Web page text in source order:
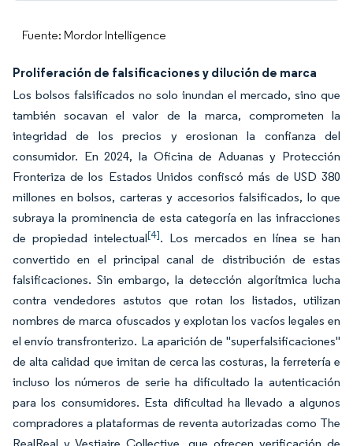
Fuente: Mordor Intelligence
Proliferación de falsificaciones y dilución de marca
Los bolsos falsificados no solo inundan el mercado, sino que
también socavan el valor de la marca, comprometen la
integridad de los precios y erosionan la confianza del
consumidor. En 2024, la Oficina de Aduanas y Protección
Fronteriza de los Estados Unidos confiscó más de USD 380
millones en bolsos, carteras y accesorios falsificados, lo que
subraya la prominencia de esta categoría en las infracciones
de propiedad intelectual[4]. Los mercados en línea se han
convertido en el principal canal de distribución de estas
falsificaciones. Sin embargo, la detección algorítmica lucha
contra vendedores astutos que rotan los listados, utilizan
nombres de marca ofuscados y explotan los vacíos legales en
el envío transfronterizo. La aparición de "superfalsificaciones"
de alta calidad que imitan de cerca las costuras, la ferretería e
incluso los números de serie ha dificultado la autenticación
para los consumidores. Esta dificultad ha llevado a algunos
compradores a plataformas de reventa autorizadas como The